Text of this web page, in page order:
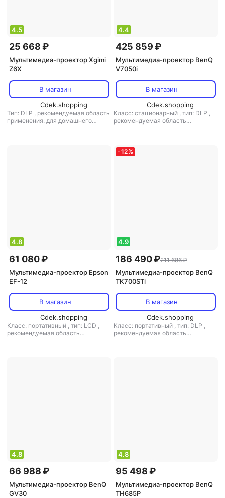
4.5
25 668 ₽
Мультимедиа-проектор Xgimi
Z6X
В магазин
Cdek.shopping
Тип: DLP , рекомендуемая область
применения: для домашнего
4.4
425 859 ₽
Мультимедиа-проектор BenQ
V7050i
В магазин
Cdek.shopping
Класс: стационарный , тип: DLP ,
рекомендуемая область
4.8
61 080 ₽
Мультимедиа-проектор Epson
EF-12
В магазин
Cdek.shopping
Класс: портативный , тип: LCD ,
рекомендуемая область
-12%
4.9
186 490 ₽211 686 ₽
Мультимедиа-проектор BenQ
TK700STi
В магазин
Cdek.shopping
Класс: портативный , тип: DLP ,
рекомендуемая область
4.8
66 988 ₽
Мультимедиа-проектор BenQ
GV30
4.8
95 498 ₽
Мультимедиа-проектор BenQ
TH685P